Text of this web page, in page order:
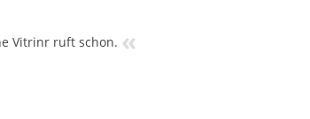
Vitrinr ruft schon. «